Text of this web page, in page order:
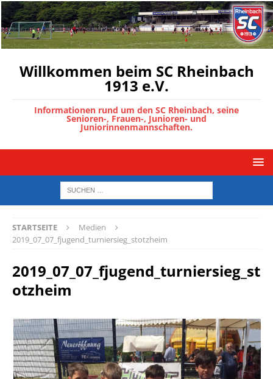
Willkommen beim SC Rheinbach
1913 e.V.
Informationen rund um den SC Rheinbach, seine
Senioren-, Frauen-, Junioren- und
Juniorinnenmannschaften.
STARTSEITE
Medien
2019_07_07_fjugend_turniersieg_stotzheim
2019_07_07_fjugend_turniersieg_st
otzheim